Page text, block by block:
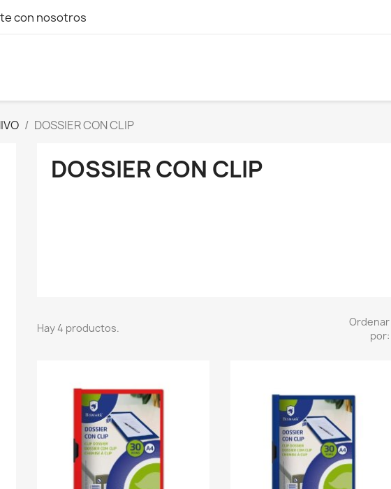
con nosotros
DOSSIER CON CLIP
DOSSIER CON CLIP
Hay 4 productos.
Ordenar
por: